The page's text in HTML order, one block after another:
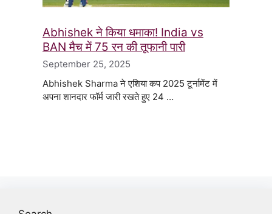
Abhishek ने किया धमाका! India vs
BAN मैच में 75 रन की तूफानी पारी
September 25, 2025
Abhishek Sharma ने एशिया कप 2025 टूर्नामेंट में
अपना शानदार फॉर्म जारी रखते हुए 24 …